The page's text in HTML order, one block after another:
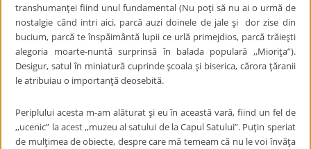
transhumanţei fiind unul fundamental (Nu poţi să nu ai o urmă de
nostalgie când intri aici, parcă auzi doinele de jale şi dor zise din
bucium, parcă te înspăimântă lupii ce urlă primejdios, parcă trăieşti
alegoria moarte-nuntă surprinsă în balada populară ,,Mioriţa”).
Desigur, satul în miniatură cuprinde şcoala şi biserica, cărora ţăranii
le atribuiau o importanţă deosebită.
Periplului acesta m-am alăturat şi eu în această vară, fiind un fel de
,,ucenic” la acest ,,muzeu al satului de la Capul Satului”. Puţin speriat
de mulţimea de obiecte, despre care mă temeam că nu le voi învăţa